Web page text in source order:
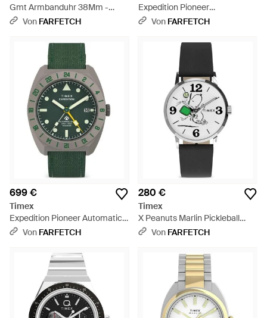
Gmt Armbanduhr 38Mm -
GrauVon FARFETCH
Expedition Pioneer
Armbanduhr 41Mm - Grau
Von FARFETCH
699 €
Timex
Expedition Pioneer Automatic
Gmt Armbanduhr 41Mm - Grün
Von FARFETCH
280 €
Timex
X Peanuts Marlin Pickleball
Armbanduhr 38Mm - Weiß
Von FARFETCH